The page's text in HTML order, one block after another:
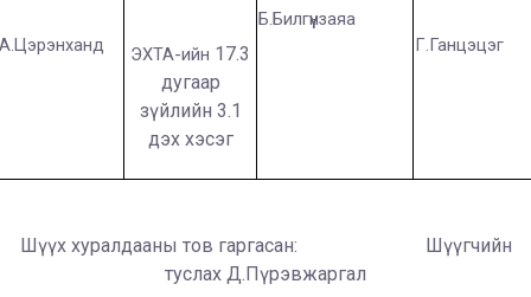
ЭХТА-ийн 17.3
дугаар
зүйлийн 3.1
дэх хэсэг
Б.Билгүүнзаяа
Г.Ганцэцэг
Шүүх хуралдааны тов гаргасан: Шүүгчийн
туслах Д.Пүрэвжаргал